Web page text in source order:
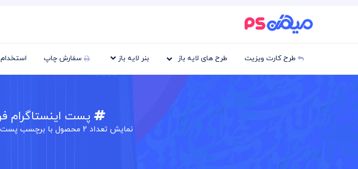
طرح کارت ویزیت طرح های لایه باز بنر لایه باز سفارش چاپ
پست اینستاگرام
نمایش تعداد 2 محصول با برچسب پست